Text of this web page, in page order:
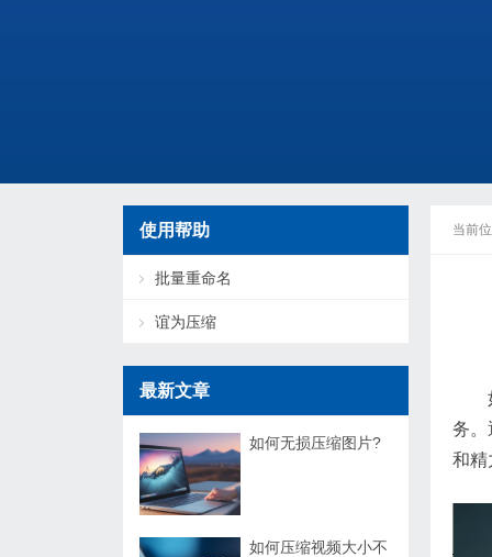
当前
务。
和精
使用帮助
批量重命名
谊为压缩
最新文章
如何无损压缩图片?
如何压缩视频大小不